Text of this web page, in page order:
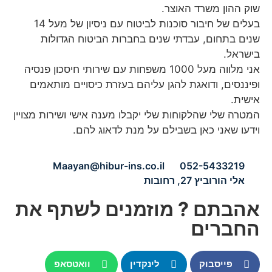
שוק ההון משרד האוצר.
בעלים של חיבור סוכנות לביטוח עם ניסיון של מעל 14
שנים בתחום, עבדתי שנים בחברות הביטוח הגדולות
בישראל.
אני מלווה מעל 1000 משפחות עם שירותי חיסכון פנסיה
ופיננסים, ודואגת להגן עליהם בעזרת כיסויים מותאמים
אישית.
המטרה שלי שהלקוחות שלי יקבלו מענה אישי ושירות מצויין
וידעו שאני כאן בשבילם על מנת לדאוג להם.
052-5433219
Maayan@hibur-ins.co.il
אלי הורוביץ 27, רחובות
אהבתם ? מוזמנים לשתף את
החברים
פייסבוק לינקדין וואטסאפ